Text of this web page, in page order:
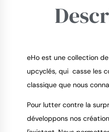
eHo est une collection
upcyclés, qui casse les
classique que nous
Pour lutter contre la
développons nos